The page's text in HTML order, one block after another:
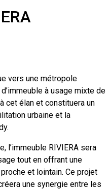
vers une métropole
à usage mixte de
cet élan et constituera un
urbaine et la
l’immeuble RIVIERA sera
tout en offrant une
et lointain. Ce projet
une synergie entre les